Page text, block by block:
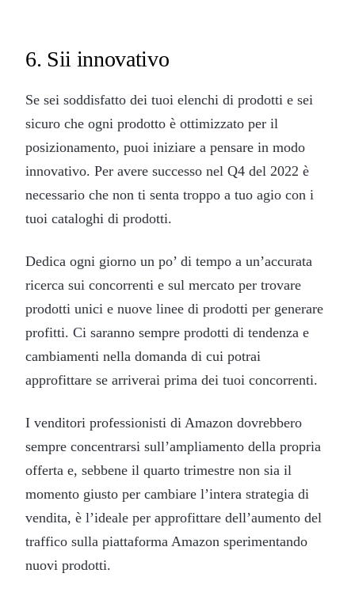
6. Sii innovativo
Se sei soddisfatto dei tuoi elenchi di prodotti e sei
sicuro che ogni prodotto è ottimizzato per il
posizionamento, puoi iniziare a pensare in modo
innovativo. Per avere successo nel Q4 del 2022 è
necessario che non ti senta troppo a tuo agio con i
tuoi cataloghi di prodotti.
Dedica ogni giorno un po’ di tempo a un’accurata
ricerca sui concorrenti e sul mercato per trovare
prodotti unici e nuove linee di prodotti per generare
profitti. Ci saranno sempre prodotti di tendenza e
cambiamenti nella domanda di cui potrai
approfittare se arriverai prima dei tuoi concorrenti.
I venditori professionisti di Amazon dovrebbero
sempre concentrarsi sull’ampliamento della propria
offerta e, sebbene il quarto trimestre non sia il
momento giusto per cambiare l’intera strategia di
vendita, è l’ideale per approfittare dell’aumento del
traffico sulla piattaforma Amazon sperimentando
nuovi prodotti.